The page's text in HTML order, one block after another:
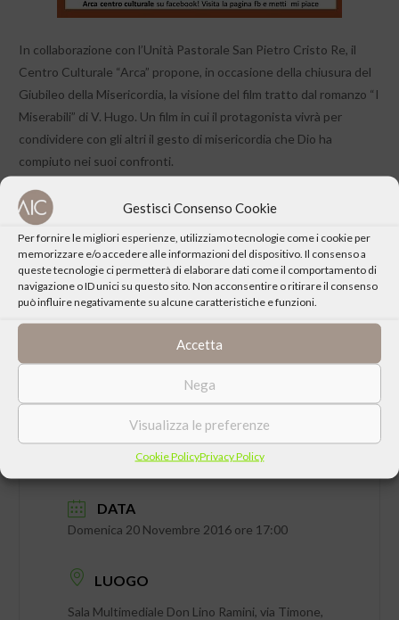
Gestisci Consenso Cookie
Per fornire le migliori esperienze, utilizziamo tecnologie come i cookie per
memorizzare e/o accedere alle informazioni del dispositivo. Il consenso a
queste tecnologie ci permetterà di elaborare dati come il comportamento di
navigazione o ID unici su questo sito. Non acconsentire o ritirare il consenso
può influire negativamente su alcune caratteristiche e funzioni.
Accetta
Nega
Visualizza le preferenze
Cookie PolicyPrivacy Policy
In collaborazione con l’Unità Pastorale San Pietro Cristo Re, il
Centro Culturale “Arca” propone, in occasione della chiusura del
Giubileo della Misericordia, la visione del film tratto dal romanzo “I
Miserabili” di V. Hugo. Un film in cui il protagonista vivrà per
condividere con gli altri il gesto di misericordia che Dio ha
compiuto nei suoi confronti.
CONDIVIDI QUESTO EVENTO
DATA
Domenica 20 Novembre 2016 ore 17:00
LUOGO
Sala Multimediale Don Lino Ramini, via Timone,